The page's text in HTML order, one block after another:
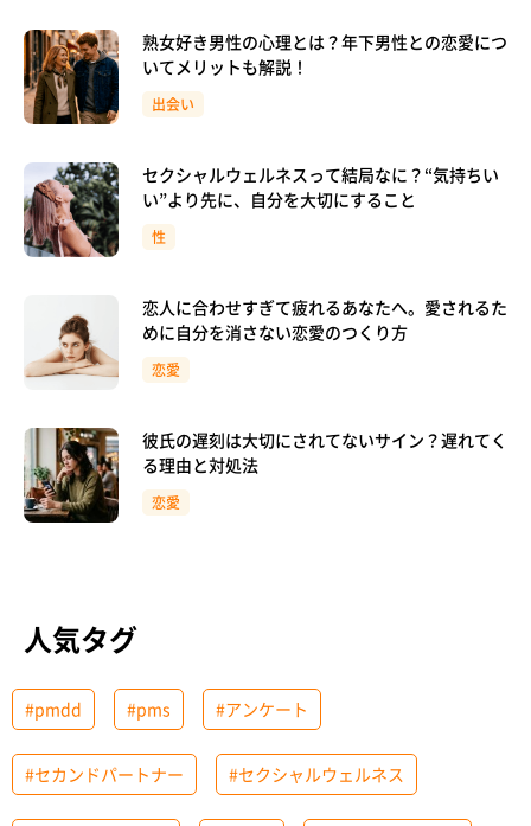
熟女好き男性の心理とは？年下男性との恋愛につ
いてメリットも解説！
出会い
セクシャルウェルネスって結局なに？“気持ちい
い”より先に、自分を大切にすること
性
恋人に合わせすぎて疲れるあなたへ。愛されるた
めに自分を消さない恋愛のつくり方
恋愛
彼氏の遅刻は大切にされてないサイン？遅れてく
る理由と対処法
恋愛
人気タグ
#pmdd #pms #アンケート
#セカンドパートナー #セクシャルウェルネス